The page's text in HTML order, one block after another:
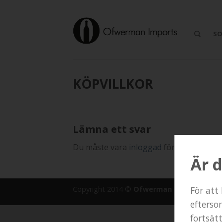
KÖPVILLKOR
Lämna ett svar
Du måste vara inloggad för att
Ofwerman Imports.
Är
För att